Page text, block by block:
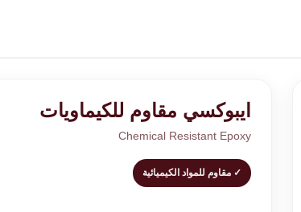
ايبوكسي مقاوم للكيماويات
Chemical Resistant Epoxy
✓ مقاوم للمواد الكيميائية